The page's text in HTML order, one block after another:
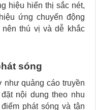
hiệu hiển thị sắc nét,
ứng chuyển động
thú vị và dễ khắc
sóng
như quảng cáo truyền
nội dung theo nhu
phát sóng và tận